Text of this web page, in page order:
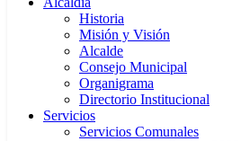
Historia
Misión y Visión
Alcalde
Consejo Municipal
Organigrama
Directorio Institucional
Servicios
Servicios Comunales